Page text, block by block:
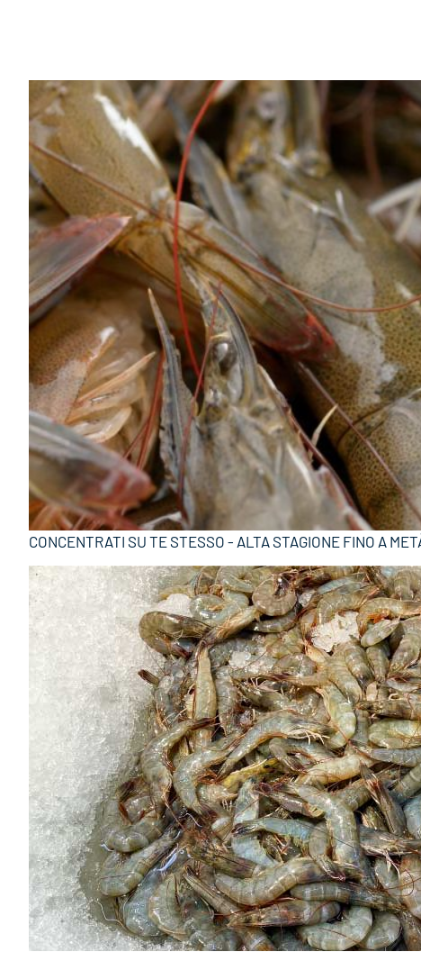
CONCENTRATI SU TE STESSO - ALTA STAGIONE FINO A